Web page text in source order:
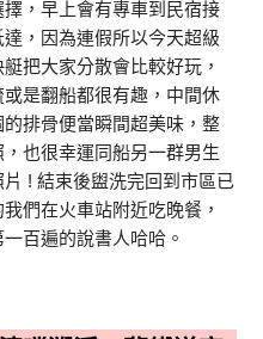
，早上會有專車到民宿接
，因為連假所以今天超級
把大家分散會比較好玩，
是翻船都很有趣，中間休
排骨便當瞬間超美味，整
也很幸運同船另一群男生
! 結束後盥洗完回到市區已
們在火車站附近吃晚餐，
百遍的說書人哈哈。